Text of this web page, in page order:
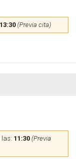
13:30 (Previa cita)
las: 11:30 (Previa